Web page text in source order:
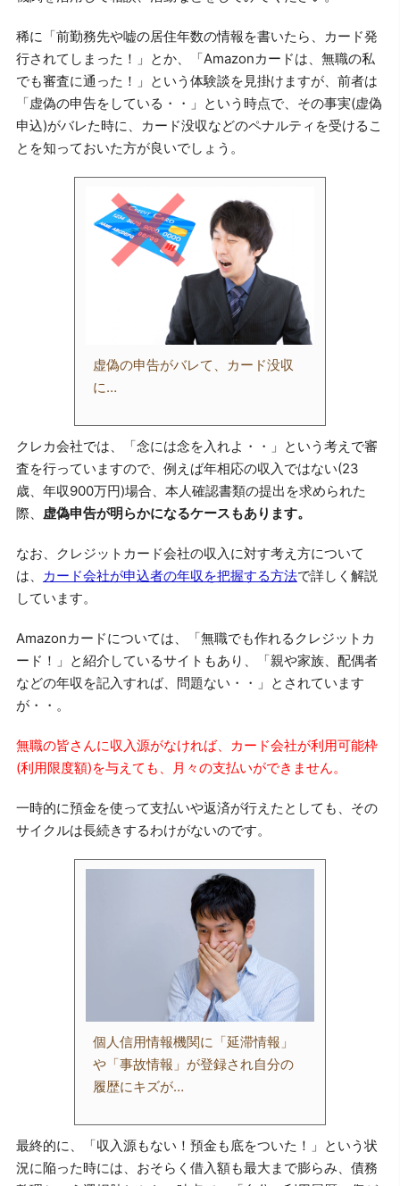
稀に「前勤務先や嘘の居住年数の情報を書いたら、カード発
行されてしまった！」とか、「Amazonカードは、無職の私
でも審査に通った！」という体験談を見掛けますが、前者は
「虚偽の申告をしている・・」という時点で、その事実(虚偽
申込)がバレた時に、カード没収などのペナルティを受けるこ
とを知っておいた方が良いでしょう。
虚偽の申告がバレて、カード没収
に…
クレカ会社では、「念には念を入れよ・・」という考えで審
査を行っていますので、例えば年相応の収入ではない(23
歳、年収900万円)場合、本人確認書類の提出を求められた
際、 虚偽申告が明らかになるケースもあります。
なお、クレジットカード会社の収入に対す考え方について
は、
カード会社が申込者の年収を把握する方法で詳しく解説
しています。
Amazonカードについては、「無職でも作れるクレジットカ
ード！」と紹介しているサイトもあり、「親や家族、配偶者
などの年収を記入すれば、問題ない・・」とされています
が・・。
無職の皆さんに収入源がなければ、カード会社が利用可能枠
(利用限度額)を与えても、月々の支払いができません。
一時的に預金を使って支払いや返済が行えたとしても、その
サイクルは長続きするわけがないのです。
個人信用情報機関に「延滞情報」
や「事故情報」が登録され自分の
履歴にキズが…
最終的に、「収入源もない！預金も底をついた！」という状
況に陥った時には、おそらく借入額も最大まで膨らみ、債務